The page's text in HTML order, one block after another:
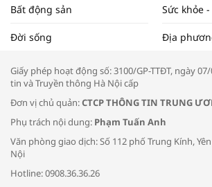
Tọa đàm “Xúc tiến
Bác sĩ tư vấn cách
đường hô hấp
Bất động sản Sức khỏe
Đời sống Địa
Giấy phép hoạt động số: 3100/GP-TTĐT, ngày
tin và Truyền thông Hà Nội cấp
Đơn vị chủ quản:CTCP THÔNG TIN TRUNG
Phụ trách nội dung: Phạm Tuấn Anh
Văn phòng giao dịch: Số 112 phố Trung Kính,
Nội
Hotline: 0908.36.36.26